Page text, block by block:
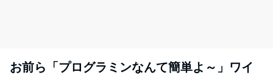
お前ら「プログラミンなんて簡単よ～」ワイ